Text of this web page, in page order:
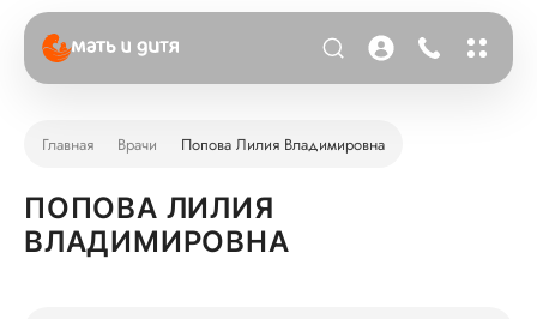
Главная Врачи Попова Лилия Владимировна
ПОПОВА ЛИЛИЯ
ВЛАДИМИРОВНА